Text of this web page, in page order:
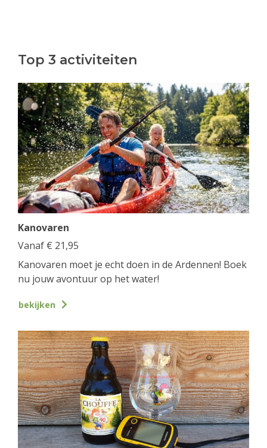
Top 3 activiteiten
Kanovaren
Vanaf € 21,95
Kanovaren moet je echt doen in de Ardennen! Boek
nu jouw avontuur op het water!
bekijken